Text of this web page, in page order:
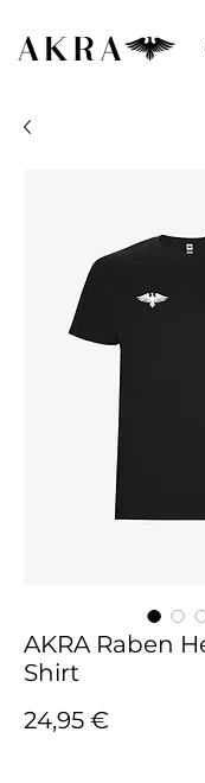
AKRA Raben
Shirt
24,95 €